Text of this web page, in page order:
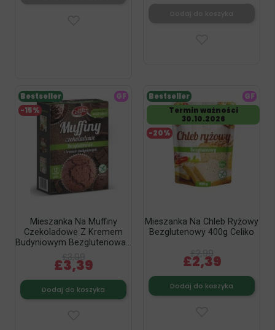
Mieszanka Na Muffiny
Czekoladowe Z Kremem
Budyniowym Bezglutenowa...
£3,99
£3,39
Dodaj do koszyka
-15%
Bestseller GF
Mieszanka Na Chleb Ryżowy
Bezglutenowy 400g Celiko
£2,99
£2,39
Dodaj do koszyka
-20%
Bestseller
Termin ważności
30.10.2026
GF